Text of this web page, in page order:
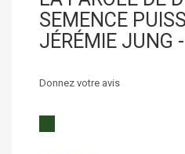
SEMENCE
JÉRÉMIE JUNG
Donnez votre avis